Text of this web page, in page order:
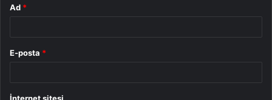
Ad *
E-posta *